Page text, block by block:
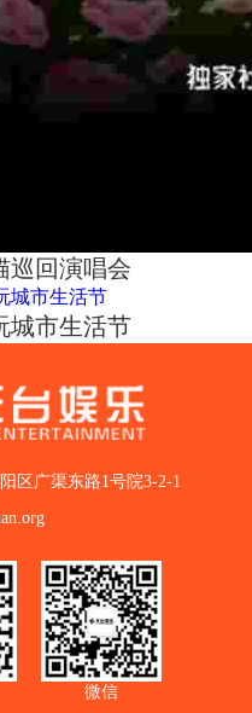
巡回演唱会
城市生活节
区广渠东路1号院3-2-1
微信